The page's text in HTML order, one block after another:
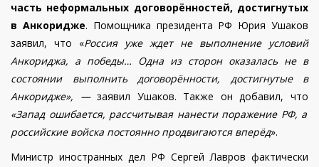
часть неформальных договорённостей, достигнутых
в Анкоридже. Помощника президента РФ Юрия Ушаков
заявил, что «Россия уже ждет не выполнение условий
Анкориджа, а победы… Одна из сторон оказалась не в
состоянии выполнить договорённости, достигнутые в
Анкоридже», —заявил Ушаков. Также он добавил, что
«Запад ошибается, рассчитывая нанести поражение РФ, а
российские войска постоянно продвигаются вперёд».
Министр иностранных дел РФ Сергей Лавров фактически